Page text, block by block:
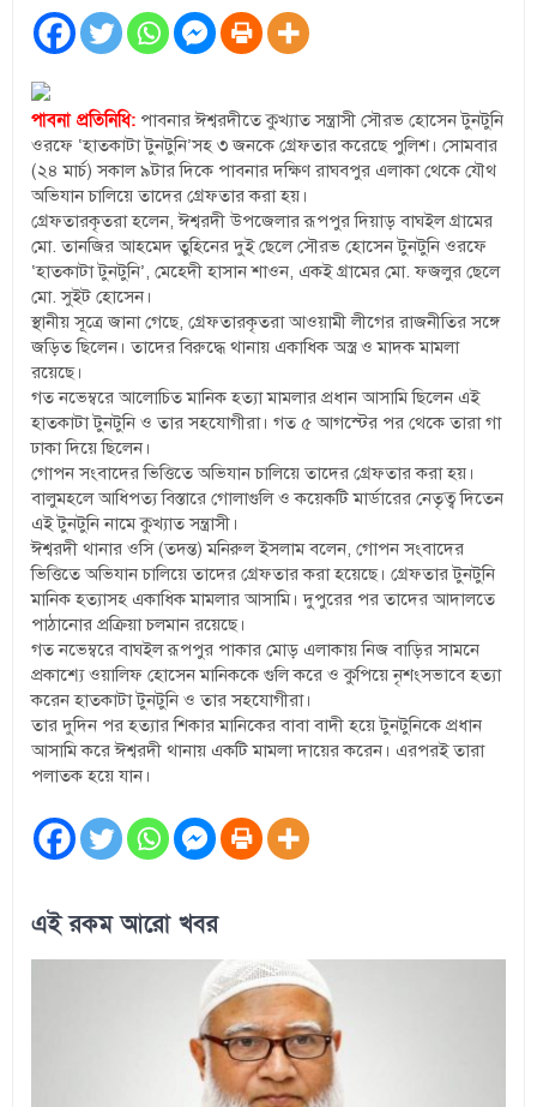
পাবনা প্রতিনিধি: পাবনার ঈশ্বরদীতে কুখ্যাত সন্ত্রাসী সৌরভ হোসেন টুনটুনি
ওরফে ‘হাতকাটা টুনটুনি’সহ ৩ জনকে গ্রেফতার করেছে পুলিশ। সোমবার
(২৪ মার্চ) সকাল ৯টার দিকে পাবনার দক্ষিণ রাঘবপুর এলাকা থেকে যৌথ
অভিযান চালিয়ে তাদের গ্রেফতার করা হয়।
গ্রেফতারকৃতরা হলেন, ঈশ্বরদী উপজেলার রূপপুর দিয়াড় বাঘইল গ্রামের
মো. তানজির আহমেদ তুহিনের দুই ছেলে সৌরভ হোসেন টুনটুনি ওরফে
‘হাতকাটা টুনটুনি’, মেহেদী হাসান শাওন, একই গ্রামের মো. ফজলুর ছেলে
মো. সুইট হোসেন।
স্থানীয় সূত্রে জানা গেছে, গ্রেফতারকৃতরা আওয়ামী লীগের রাজনীতির সঙ্গে
জড়িত ছিলেন। তাদের বিরুদ্ধে থানায় একাধিক অস্ত্র ও মাদক মামলা
রয়েছে।
গত নভেম্বরে আলোচিত মানিক হত্যা মামলার প্রধান আসামি ছিলেন এই
হাতকাটা টুনটুনি ও তার সহযোগীরা। গত ৫ আগস্টের পর থেকে তারা গা
ঢাকা দিয়ে ছিলেন।
গোপন সংবাদের ভিত্তিতে অভিযান চালিয়ে তাদের গ্রেফতার করা হয়।
বালুমহলে আধিপত্য বিস্তারে গোলাগুলি ও কয়েকটি মার্ডারের নেতৃত্ব দিতেন
এই টুনটুনি নামে কুখ্যাত সন্ত্রাসী।
ঈশ্বরদী থানার ওসি (তদন্ত) মনিরুল ইসলাম বলেন, গোপন সংবাদের
ভিত্তিতে অভিযান চালিয়ে তাদের গ্রেফতার করা হয়েছে। গ্রেফতার টুনটুনি
মানিক হত্যাসহ একাধিক মামলার আসামি। দুপুরের পর তাদের আদালতে
পাঠানোর প্রক্রিয়া চলমান রয়েছে।
গত নভেম্বরে বাঘইল রূপপুর পাকার মোড় এলাকায় নিজ বাড়ির সামনে
প্রকাশ্যে ওয়ালিফ হোসেন মানিককে গুলি করে ও কুপিয়ে নৃশংসভাবে হত্যা
করেন হাতকাটা টুনটুনি ও তার সহযোগীরা।
তার দুদিন পর হত্যার শিকার মানিকের বাবা বাদী হয়ে টুনটুনিকে প্রধান
আসামি করে ঈশ্বরদী থানায় একটি মামলা দায়ের করেন। এরপরই তারা
পলাতক হয়ে যান।
এই রকম আরো খবর